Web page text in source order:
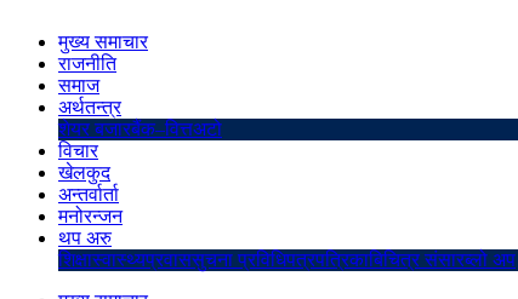
मुख्य समाचार
राजनीति
समाज
अर्थतन्त्र
शेयर बजारबैंक–वित्तअटो
विचार
खेलकुद
अन्तर्वार्ता
मनोरन्जन
थप अरु
शिक्षास्वास्थ्यप्रवाससुचना प्रविधिपत्रपत्रिकाबिचित्र संसारब्लो अप